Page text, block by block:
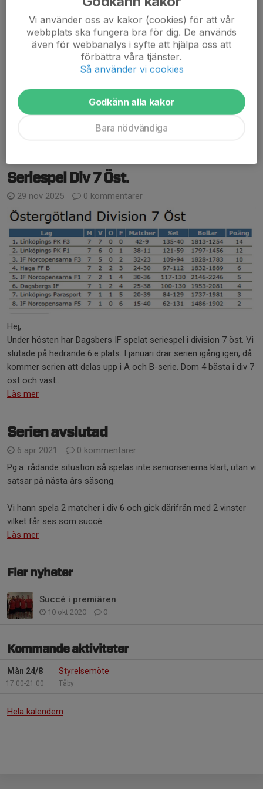
Laguppställningen var, Claes Ö, Ellen A, Henrik N och Fredrik H.
Då det var svårt att få till en tid som passade, så blev det
Västers som kom till oss som hemmalag....
Div 7 B
22 dec 2025
0 kommentarer
Nu är spelschemat klart för våren 2026.
Seriespel Div 7 Öst.
29 nov 2025 0 kommentarer
Hej,
Under hösten har Dagsbers IF spelat seriespel i division 7 öst. Vi
slutade på hedrande 6:e plats. I januari drar serien igång igen, då
kommer serien att delas upp i A och B-serie. Dom 4 bästa i div 7
öst och väst...
Läs mer
Serien avslutad
6 apr 2021
0 kommentarer
Pg.a. rådande situation så spelas inte seniorserierna klart, utan vi
satsar på nästa års säsong.
Vi hann spela 2 matcher i div 6 och gick därifrån med 2 vinster
vilket får ses som succé.
Läs mer
Fler nyheter
Succé i premiären
10 okt 2020 0
Kommande aktiviteter
Mån 24/8
17:00-21:00
Styrelsemöte
Tåby
Hela kalendern
Vi använder oss av kakor (cookies) för att vår
webbplats ska fungera bra för dig. De används
även för webbanalys i syfte att hjälpa oss att
förbättra våra tjänster.
Så använder vi cookies
Godkänn alla kakor
Bara nödvändiga